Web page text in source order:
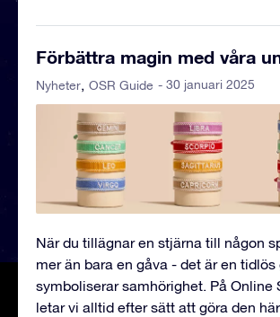
Förbättra magin med våra
Nyheter OSR Guide - 30 januari 2025
När du tillägnar en stjärna till någon
mer än bara en gåva - det är en tidlös
symboliserar samhörighet. På Online
letar vi alltid efter sätt att göra den